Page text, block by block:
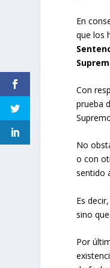
En
que los
Con
prueba
No
o con
sentido
Es
sino
Por